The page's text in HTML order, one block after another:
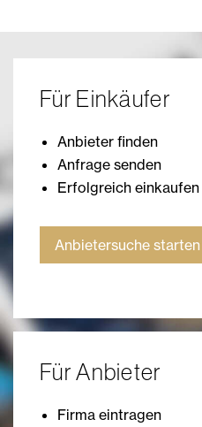
Für Einkäufer
Anbieter finden
Anfrage senden
Erfolgreich einkaufen
Anbietersuche starten
Für Anbieter
Firma eintragen